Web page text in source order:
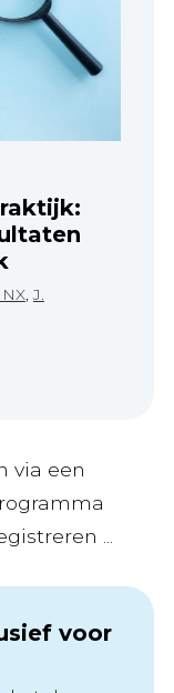
,J.
via een
...
voor